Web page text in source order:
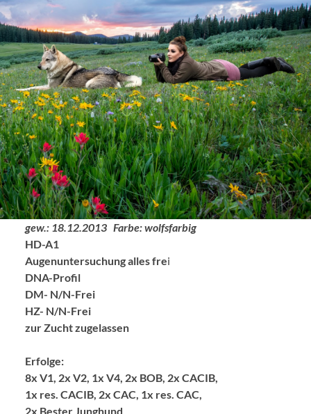
gew.: 18.12.2013 Farbe: wolfsfarbig
HD-A1
Augenuntersuchung alles frei
DNA-Profil
DM- N/N-Frei
HZ- N/N-Frei
zur Zucht zugelassen
Erfolge:
8x V1, 2x V2, 1x V4, 2x BOB, 2x CACIB,
1x res. CACIB, 2x CAC, 1x res. CAC,
2x Bester Junghund